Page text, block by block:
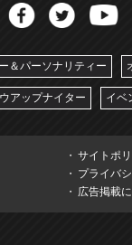
＆パーソナリティー
アップナイター イベ
サイトポ
プライバ
広告掲載